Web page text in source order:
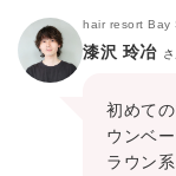
hair resort Bay
漆沢 玲冶
初めて
ウンベ
ラウン